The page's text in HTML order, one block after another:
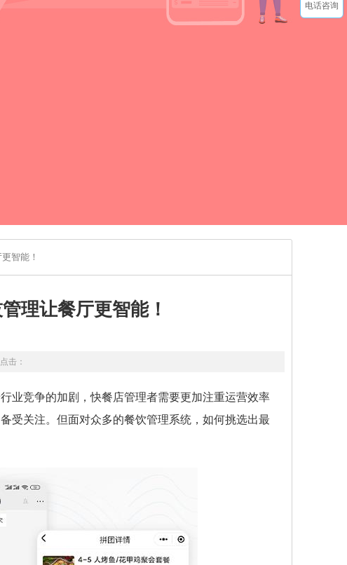
智能！
理让餐厅更智能！
击：
业竞争的加剧，快餐店管理者需要更加注重运营效率
受关注。但面对众多的餐饮管理系统，如何挑选出最
电话咨询